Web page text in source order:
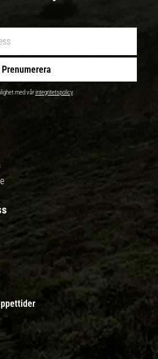
Prenumerera
med vårintegritetspolicy.